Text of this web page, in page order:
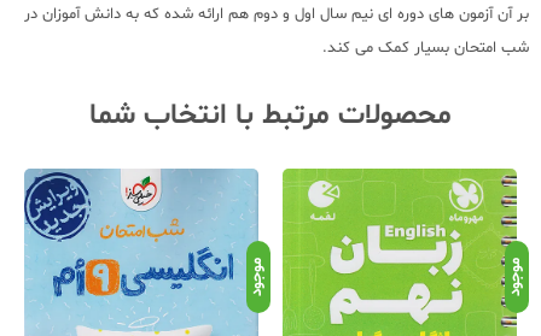
بر آن آزمون های دوره ای نیم سال اول و دوم هم ارائه شده که به دانش آموزان در
شب امتحان بسیار کمک می کند.
محصولات مرتبط با انتخاب شما
موجود موجود